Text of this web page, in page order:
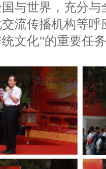
与世界，充分
流传播机构等
文化”的重要任